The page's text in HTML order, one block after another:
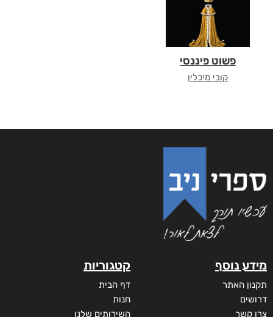
פשוט פיננסי
קובי מיכלין
מידע נוסף
תקנון האתר
דרושים
צרו קשר
קטגוריות
דף הבית
חנות
השירותים שלנו